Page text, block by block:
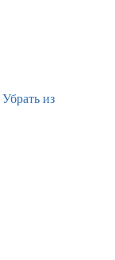
Убрать из